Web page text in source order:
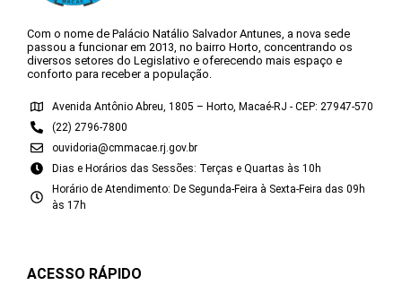
Com o nome de Palácio Natálio Salvador Antunes, a nova sede
passou a funcionar em 2013, no bairro Horto, concentrando os
diversos setores do Legislativo e oferecendo mais espaço e
conforto para receber a população.
Avenida Antônio Abreu, 1805 – Horto, Macaé-RJ - CEP: 27947-570
(22) 2796-7800
ouvidoria@cmmacae.rj.gov.br
Dias e Horários das Sessões: Terças e Quartas às 10h
Horário de Atendimento: De Segunda-Feira à Sexta-Feira das 09h
às 17h
ACESSO RÁPIDO